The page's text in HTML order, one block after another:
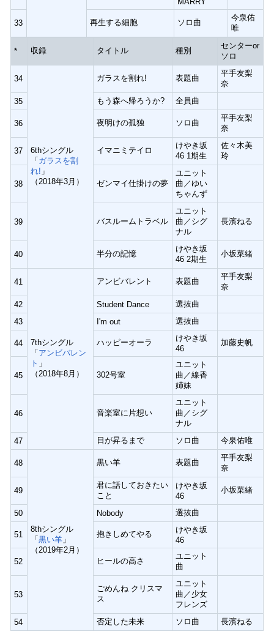
33 再生する細胞 ソロ曲
今泉佑
唯
* 収録 タイトル 種別
センターor
ソロ
34
6thシングル
「 ガラスを割
れ! 」
（2018年3月）
ガラスを割れ! 表題曲
平手友梨
奈
35
もう森へ帰ろうか? 全員曲
36 夜明けの孤独 ソロ曲
平手友梨
奈
37 イマニミテイロ
けやき坂
46 1期生
佐々木美
玲
38 ゼンマイ仕掛けの夢
ユニット
曲／ゆい
ちゃんず
39 バスルームトラベル
ユニット
曲／シグ
ナル
長濱ねる
40 半分の記憶
けやき坂
46 2期生
小坂菜緒
41
7thシングル
「 アンビバレン
ト 」
（2018年8月）
アンビバレント 表題曲
平手友梨
奈
42
Student Dance
選抜曲
43
I'm out 選抜曲
44 ハッピーオーラ
けやき坂
46
加藤史帆
45 302号室
ユニット
曲／線香
姉妹
46 音楽室に片想い
ユニット
曲／シグ
ナル
47
日が昇るまで ソロ曲 今泉佑唯
48
8thシングル
「 黒い羊」
（2019年2月）
黒い羊 表題曲
平手友梨
奈
49
君に話しておきたい
こと
けやき坂
46
小坂菜緒
50 Nobody 選抜曲
51 抱きしめてやる
けやき坂
46
52 ヒールの高さ
ユニット
曲
53
ごめんね クリスマ
ス
ユニット
曲／少女
フレンズ
54
否定した未来 ソロ曲 長濱ねる